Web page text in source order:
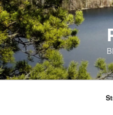
Przejdź
do
treści